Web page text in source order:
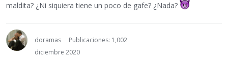
maldita? ¿Ni siquiera tiene un poco de gafe? ¿Nada?
doramas
Publicaciones: 1,002
diciembre 2020